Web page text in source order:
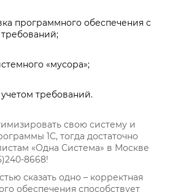
программного обеспечения с
«мусора»;
требований.
свою систему и
1С, тогда достаточно
«Одна Система» в Москве
8668!
сказать одно – корректная
обеспечения способствует